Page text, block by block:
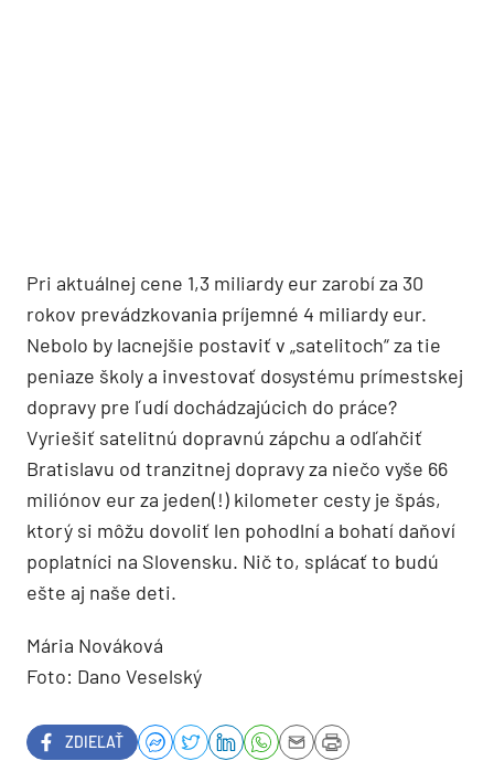
Pri aktuálnej cene 1,3 miliardy eur zarobí za 30
rokov prevádzkovania príjemné 4 miliardy eur.
Nebolo by lacnejšie postaviť v „satelitoch“ za tie
peniaze školy a investovať dosystému prímestskej
dopravy pre ľudí dochádzajúcich do práce?
Vyriešiť satelitnú dopravnú zápchu a odľahčiť
Bratislavu od tranzitnej dopravy za niečo vyše 66
miliónov eur za jeden(!) kilometer cesty je špás,
ktorý si môžu dovoliť len pohodlní a bohatí daňoví
poplatníci na Slovensku. Nič to, splácať to budú
ešte aj naše deti.
Mária Nováková
Foto: Dano Veselský
ZDIEĽAŤ